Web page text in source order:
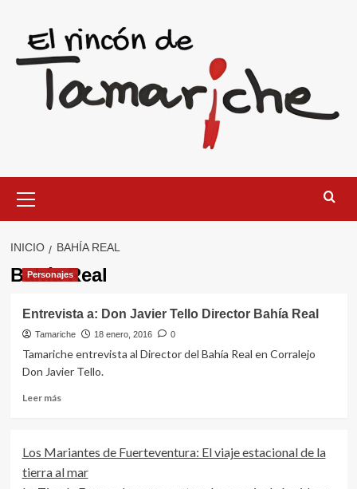
contenido
primario
INICIO BAHÍA REAL
Bahía Real
Personajes
Entrevista a: Don Javier Tello Director Bahía Real
Tamariche 18 enero, 2016 0
Tamariche entrevista al Director del Bahía Real en Corralejo
Don Javier Tello.
Leer másLeer
a:
Don
Javier
Los Mariantes de Fuerteventura: El viaje estacional de la
tierra al mar